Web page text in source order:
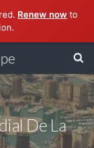
Renew now to
De La